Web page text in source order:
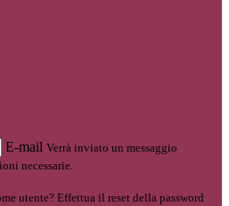
E-mail Verrà inviato un messaggio
necessarie.
utente? Effettua il reset della password